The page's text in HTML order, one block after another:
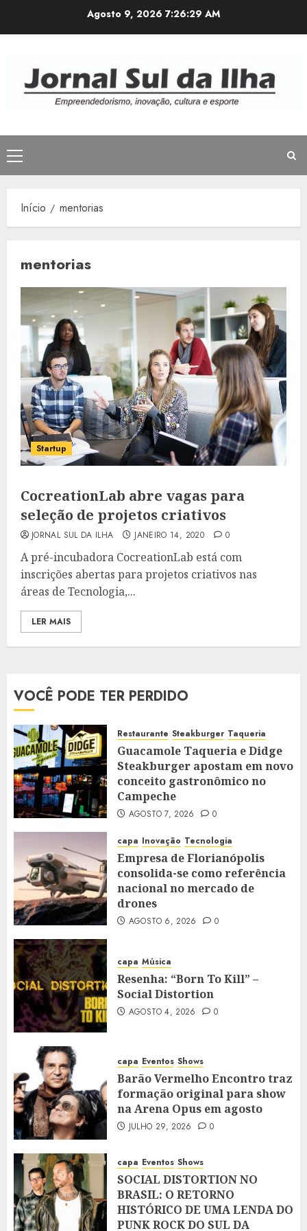
Agosto 9, 2026 7:26:30 AM
Menu
principal
Início mentorias
mentorias
Startup
CocreationLab abre vagas para
seleção de projetos criativos
JORNAL SUL DA ILHA JANEIRO 14, 2020 0
A pré-incubadora CocreationLab está com
inscrições abertas para projetos criativos nas
áreas de Tecnologia,...
LER MAIS
VOCÊ PODE TER PERDIDO
Restaurante Steakburger Taqueria
Guacamole Taqueria e Didge
Steakburger apostam em novo
conceito gastronômico no
Campeche
AGOSTO 7, 2026 0
capa Inovação Tecnologia
Empresa de Florianópolis
consolida-se como referência
nacional no mercado de
drones
AGOSTO 6, 2026 0
capa Música
Resenha: “Born To Kill” –
Social Distortion
AGOSTO 4, 2026 0
capa Eventos Shows
Barão Vermelho Encontro traz
formação original para show
na Arena Opus em agosto
JULHO 29, 2026 0
capa Eventos Shows
SOCIAL DISTORTION NO
BRASIL: O RETORNO
HISTÓRICO DE UMA LENDA DO
PUNK ROCK DO SUL DA